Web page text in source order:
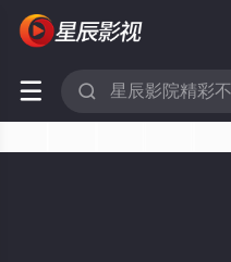
 